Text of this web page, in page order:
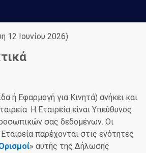
12 Ιουνίου 2026)
ή Εφαρμογή για Κινητά) ανήκει και
Η Εταιρεία είναι Υπεύθυνος
σας δεδομένων. Οι
παρέχονται στις ενότητες
» αυτής της Δήλωσης